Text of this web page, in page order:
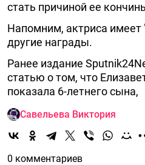
стать причиной ее
Напомним, актриса имеет
другие награды.
Ранее издание
статью о том, что
показала 6-летнего сына,
Савельева Виктория
0 комментариев